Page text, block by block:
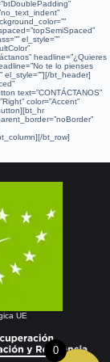
el_style=””
headline=”¿Quieres
te lo pienses
bt_header]
text=”CONTÁCTANOS”
color=”Accent”
bt_row]
UE
0